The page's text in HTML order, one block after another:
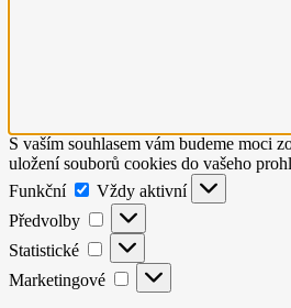
S vaším souhlasem vám budeme moci
uložení souborů cookies do vašeho
Funkční
Funkční
Vždy aktivní
Předvolby
Předvolby
Statistické Statistické
Marketingové Marketingové